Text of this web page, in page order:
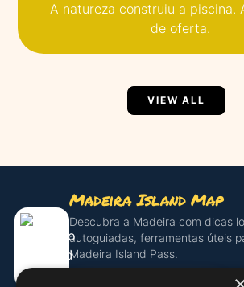
A natureza construiu a piscina.
de oferta.
VIEW ALL
Madeira Island Map
Descubra a Madeira com dicas
autoguiadas, ferramentas úteis
Madeira Island Pass.